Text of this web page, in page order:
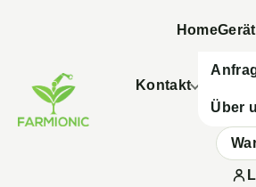
Home
Kontakt
Über